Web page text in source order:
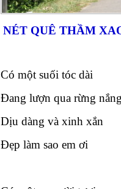
NÉT QUÊ THẦM
Có một suối tóc dài
Đang lượn qua rừng nắng
Dịu dàng và xinh xắn
Đẹp làm sao em ơi